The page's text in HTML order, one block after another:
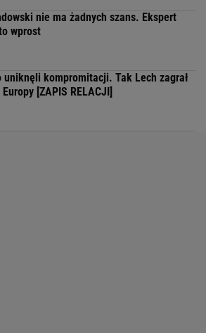
nie ma żadnych szans. Ekspert
wprost
uniknęli kompromitacji. Tak Lech zagrał
[ZAPIS RELACJI]